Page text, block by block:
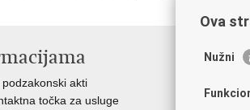
akti
točka za usluge
AZOO
Ova
Nužni